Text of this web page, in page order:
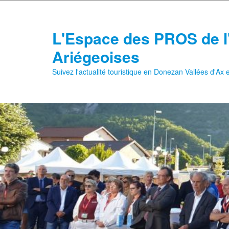
L'Espace des PROS
Ariégeoises
Suivez l'actualité touristique en Donezan Vallées d'Ax